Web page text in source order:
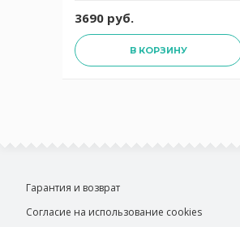
ComposeEat
3690 руб.
В КОРЗИНУ
Гарантия и возврат
Согласие на использование cookies